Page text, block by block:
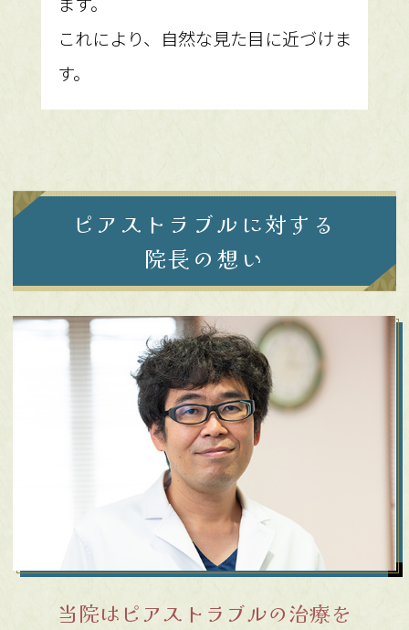
これにより、自然な見た目に近づけま
す。
ピアストラブルに対する
院長の想い
当院はピアストラブルの治療を